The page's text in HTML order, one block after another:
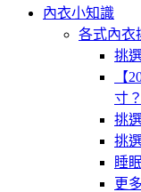
內衣小知識
各式內衣
挑
【
寸
挑
挑
睡
更